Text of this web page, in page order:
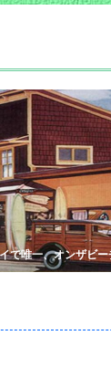
で唯一、オンザビ